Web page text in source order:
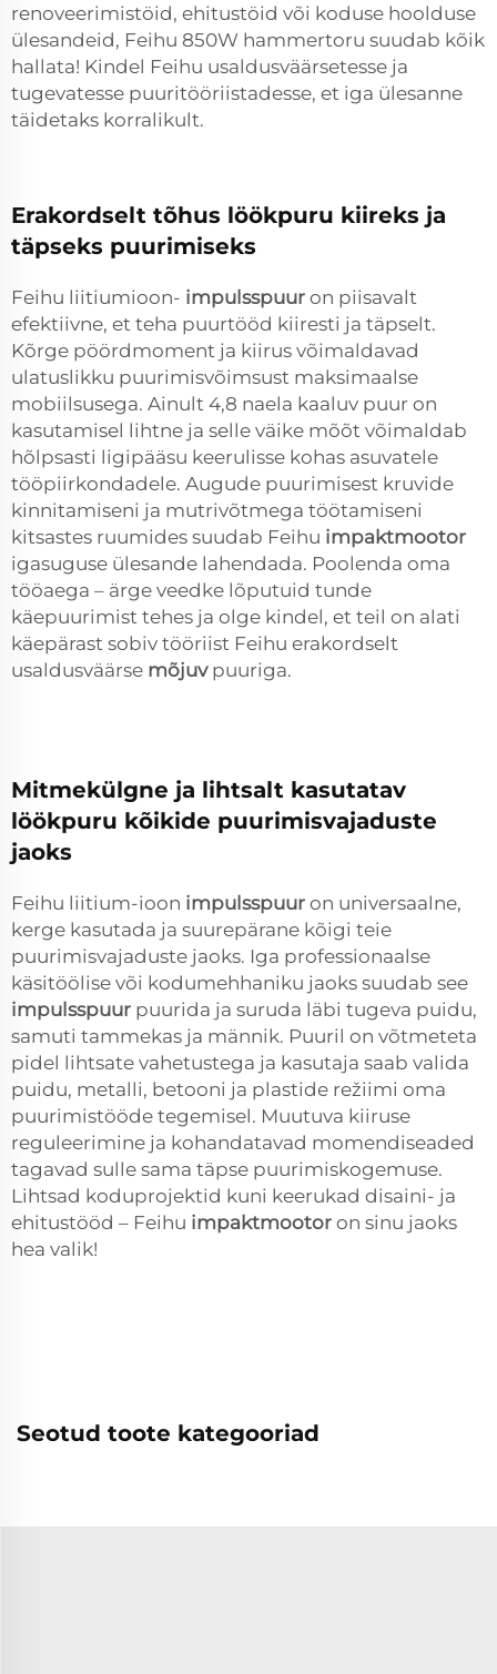
renoveerimistöid, ehitustöid või koduse hoolduse
ülesandeid, Feihu 850W hammertoru suudab kõik
hallata! Kindel Feihu usaldusväärsetesse ja
tugevatesse puuritööriistadesse, et iga ülesanne
täidetaks korralikult.
Erakordselt tõhus löökpuru kiireks ja
täpseks puurimiseks
Feihu liitiumioon- impulsspuur on piisavalt
efektiivne, et teha puurtööd kiiresti ja täpselt.
Kõrge pöördmoment ja kiirus võimaldavad
ulatuslikku puurimisvõimsust maksimaalse
mobiilsusega. Ainult 4,8 naela kaaluv puur on
kasutamisel lihtne ja selle väike mõõt võimaldab
hõlpsasti ligipääsu keerulisse kohas asuvatele
tööpiirkondadele. Augude puurimisest kruvide
kinnitamiseni ja mutrivõtmega töötamiseni
kitsastes ruumides suudab Feihu impaktmootor
igasuguse ülesande lahendada. Poolenda oma
tööaega – ärge veedke lõputuid tunde
käepuurimist tehes ja olge kindel, et teil on alati
käepärast sobiv tööriist Feihu erakordselt
usaldusväärse mõjuv puuriga.
Mitmekülgne ja lihtsalt kasutatav
löökpuru kõikide puurimisvajaduste
jaoks
Feihu liitium-ioon impulsspuur on universaalne,
kerge kasutada ja suurepärane kõigi teie
puurimisvajaduste jaoks. Iga professionaalse
käsitöölise või kodumehhaniku jaoks suudab see
impulsspuur puurida ja suruda läbi tugeva puidu,
samuti tammekas ja männik. Puuril on võtmeteta
pidel lihtsate vahetustega ja kasutaja saab valida
puidu, metalli, betooni ja plastide režiimi oma
puurimistööde tegemisel. Muutuva kiiruse
reguleerimine ja kohandatavad momendiseaded
tagavad sulle sama täpse puurimiskogemuse.
Lihtsad koduprojektid kuni keerukad disaini- ja
ehitustööd – Feihu impaktmootor on sinu jaoks
hea valik!
Seotud toote kategooriad